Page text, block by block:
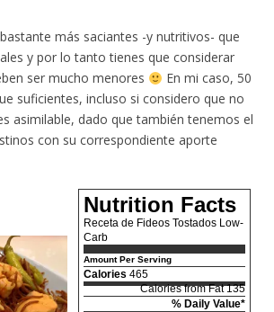
más saciantes -y nutritivos- que
y por lo tanto tienes que considerar
ser mucho menores
En mi caso, 50
suficientes, incluso si considero que no
asimilable, dado que también tenemos el
con su correspondiente aporte
Nutrition Facts
Receta de Fideos Tostados Low-
Carb
Amount Per Serving
Calories 465
Calories from Fat 135
% Daily Value*